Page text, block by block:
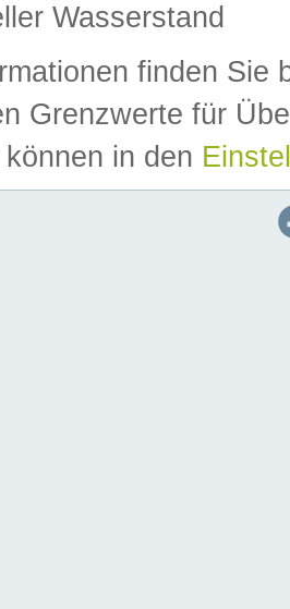
Wasserstand
finden Sie
Grenzwerte für
in den